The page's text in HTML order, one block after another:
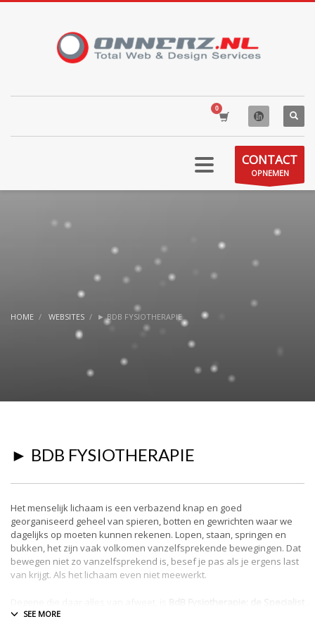
CONTACT
OPNEMEN
HOME WEBSITES ► BDB FYSIOTHERAPIE
► BDB FYSIOTHERAPIE
Het menselijk lichaam is een verbazend knap en goed
georganiseerd geheel van spieren, botten en gewrichten waar we
dagelijks op moeten kunnen rekenen. Lopen, staan, springen en
bukken, het zijn vaak volkomen vanzelfsprekende bewegingen. Dat
bewegen niet zo vanzelfsprekend is, besef je pas als je ergens last
van krijgt. Als het lichaam even niet meewerkt.
in Bewegen.